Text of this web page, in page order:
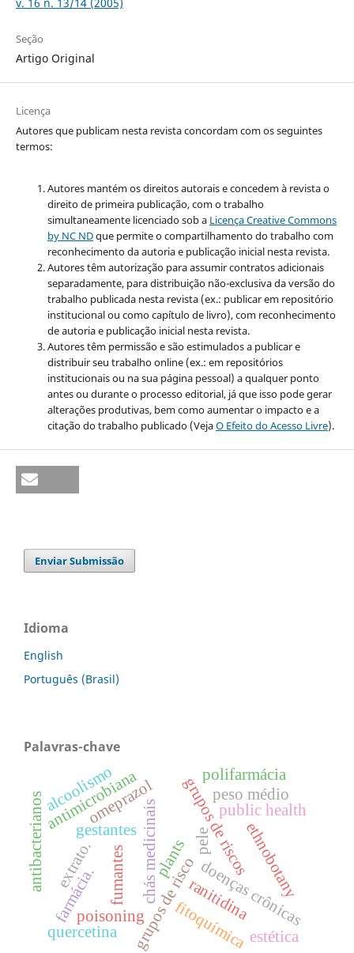
v. 16 n. 13/14 (2005)
Seção
Artigo Original
Licença
Autores que publicam nesta revista concordam com os seguintes
termos:
Autores mantém os direitos autorais e concedem à revista o
direito de primeira publicação, com o trabalho
simultaneamente licenciado sob a Licença Creative Commons
by NC NDque permite o compartilhamento do trabalho com
reconhecimento da autoria e publicação inicial nesta revista.
Autores têm autorização para assumir contratos adicionais
separadamente, para distribuição não-exclusiva da versão do
trabalho publicada nesta revista (ex.: publicar em repositório
institucional ou como capítulo de livro), com reconhecimento
de autoria e publicação inicial nesta revista.
Autores têm permissão e são estimulados a publicar e
distribuir seu trabalho online (ex.: em repositórios
institucionais ou na sua página pessoal) a qualquer ponto
antes ou durante o processo editorial, já que isso pode gerar
alterações produtivas, bem como aumentar o impacto e a
citação do trabalho publicado (VejaO Efeito do Acesso Livre).
Enviar Submissão
Idioma
English
Português (Brasil)
Palavras-chave
fumantes
poisoning
farmácia.
gestantes
grupos de riscodoenças crônicas
chás medicinais grupos de riscos
fitoquímica
antimicrobiana
extrato. plants
public health
ethnobotany
antibacterianos
alcoolismo
quercetina
ranitidina
peso médio
omeprazol
polifarmácia
pele
estética